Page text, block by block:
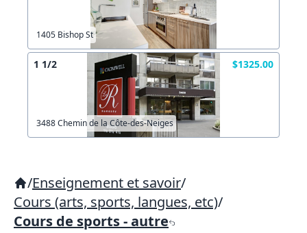
1405 Bishop St
1 1/2 $1325.00
3488 Chemin de la Côte-des-Neiges
/Enseignement et savoir/
Cours (arts, sports, langues, etc)/
Cours de sports - autre